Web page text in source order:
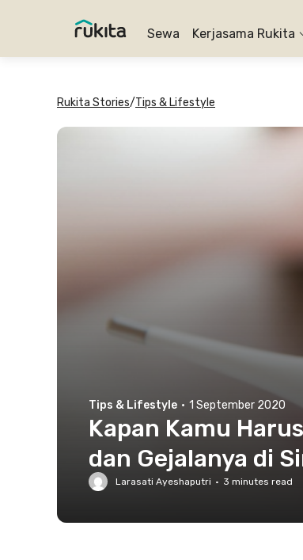
Sewa Kerjasama Rukita
Rukita Stories/Tips & Lifestyle
Tips & Lifestyle · 1 September 2020
Kapan Kamu
dan Gejalanya di
Larasati Ayeshaputri · 3 minutes read